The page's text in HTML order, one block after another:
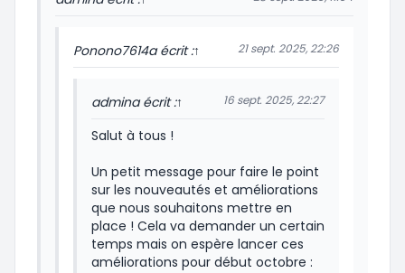
Ponono7614a écrit :↑ 21 sept. 2025, 22:26
admina écrit :↑ 16 sept. 2025, 22:27
Salut à tous !
Un petit message pour faire le point
sur les nouveautés et améliorations
que nous souhaitons mettre en
place ! Cela va demander un certain
temps mais on espère lancer ces
améliorations pour début octobre :